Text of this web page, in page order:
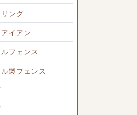
ング
イアン
フェンス
製フェンス